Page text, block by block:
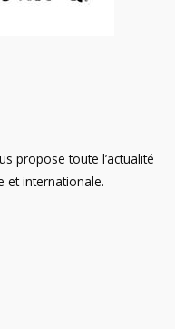
propose toute l’actualité
et internationale.